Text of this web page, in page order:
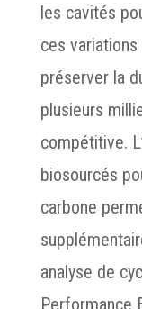
les cavités
ces
préserver la
plusieurs
compétitive.
biosourcés
carbone
analyse de
Performance